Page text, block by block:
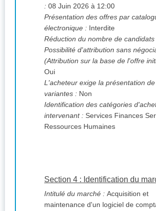
: 08 Juin 2026 à 12:00
Présentation des offres par
électronique : Interdite
Réduction du nombre de candidats
Possibilité d'attribution sans
(Attribution sur la base
Oui
L'acheteur exige la présentation de
variantes : Non
Identification des catégories
intervenant : Services Finances Services
Ressources Humaines
Section 4 : Identification du
Intitulé du marché : Acquisition et
maintenance d'un logiciel de